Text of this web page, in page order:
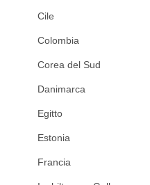
Cile
Colombia
Corea del Sud
Danimarca
Egitto
Estonia
Francia